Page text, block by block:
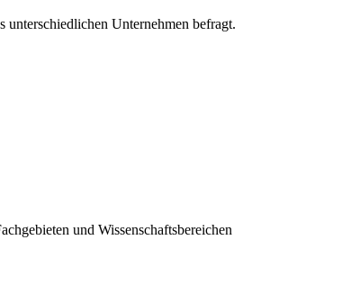
unterschiedlichen Unternehmen befragt.
und Wissenschaftsbereichen